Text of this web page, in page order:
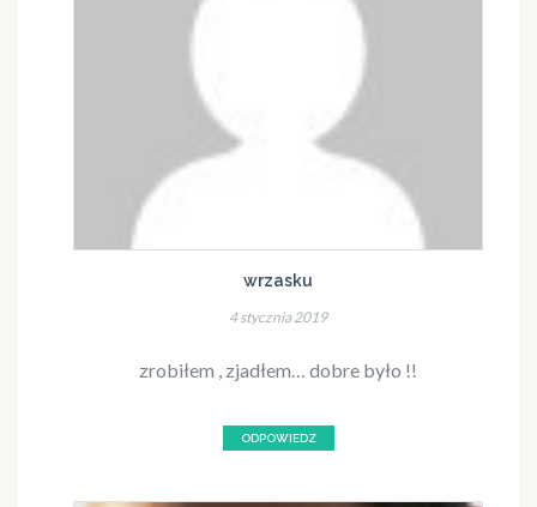
wrzasku
4 stycznia 2019
zrobiłem , zjadłem… dobre było !!
ODPOWIEDZ